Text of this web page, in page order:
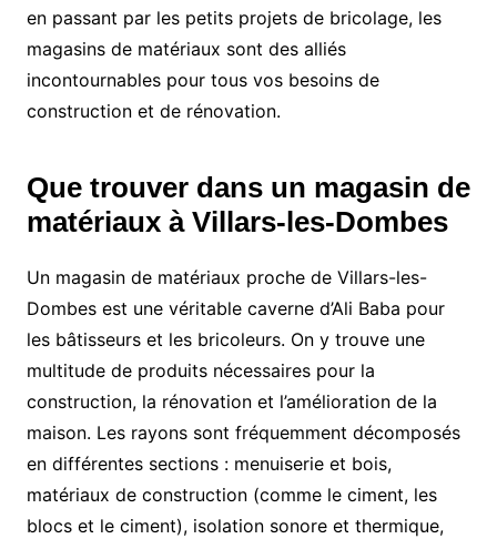
en passant par les petits projets de bricolage, les
magasins de matériaux sont des alliés
incontournables pour tous vos besoins de
construction et de rénovation.
Que trouver dans un magasin de
matériaux à Villars-les-Dombes
Un magasin de matériaux proche de Villars-les-
Dombes est une véritable caverne d’Ali Baba pour
les bâtisseurs et les bricoleurs. On y trouve une
multitude de produits nécessaires pour la
construction, la rénovation et l’amélioration de la
maison. Les rayons sont fréquemment décomposés
en différentes sections : menuiserie et bois,
matériaux de construction (comme le ciment, les
blocs et le ciment), isolation sonore et thermique,